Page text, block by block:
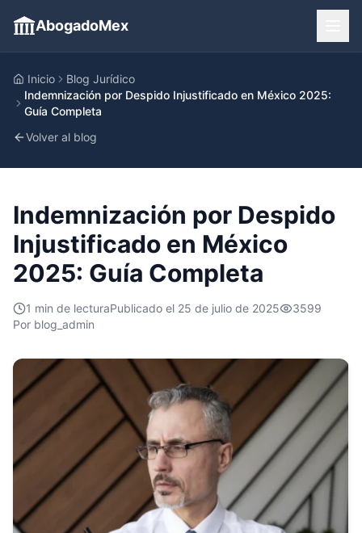
AbogadoMex
Inicio
Blog Jurídico
Indemnización por Despido Injustificado en México 2025:
Guía Completa
Volver al blog
Indemnización por Despido
Injustificado en México
2025: Guía Completa
1 min de lecturaPublicado el 25 de julio de 2025
3599
Por blog_admin